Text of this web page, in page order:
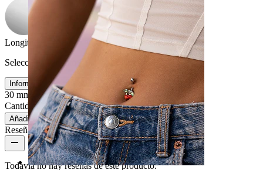
Longitud
Selecciona Longitud
Información de tamaños
30 mm
40 mm
Cantidad: 1 Cambio
Añadir a la bolsa
Reseñas del producto
Todavía no hay reseñas de este producto.